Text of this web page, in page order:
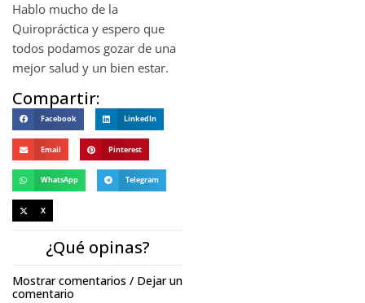
Hablo mucho de la
Quiropráctica y espero que
todos podamos gozar de una
mejor salud y un bien estar.
Compartir:
Facebook LinkedIn
Email Pinterest
WhatsApp Telegram
X
¿Qué opinas?
Mostrar comentarios / Dejar un
comentario